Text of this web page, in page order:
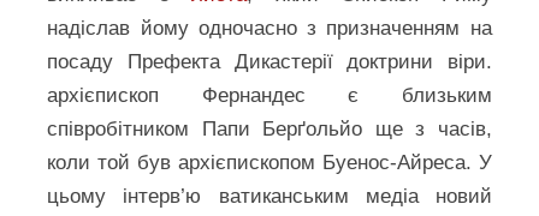
надіслав йому одночасно з призначенням на
посаду Префекта Дикастерії доктрини віри.
архієпископ Фернандес є близьким
співробітником Папи Берґольйо ще з часів,
коли той був архієпископом Буенос-Айреса. У
цьому інтерв’ю ватиканським медіа новий